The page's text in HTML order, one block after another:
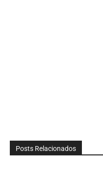
Posts Relacionados